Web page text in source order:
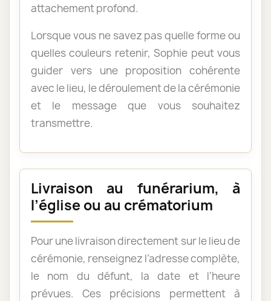
attachement profond.
Lorsque vous ne savez pas quelle forme ou
quelles couleurs retenir, Sophie peut vous
guider vers une proposition cohérente
avec le lieu, le déroulement de la cérémonie
et le message que vous souhaitez
transmettre.
Livraison au funérarium, à
l’église ou au crématorium
Pour une livraison directement sur le lieu de
cérémonie, renseignez l’adresse complète,
le nom du défunt, la date et l’heure
prévues. Ces précisions permettent à